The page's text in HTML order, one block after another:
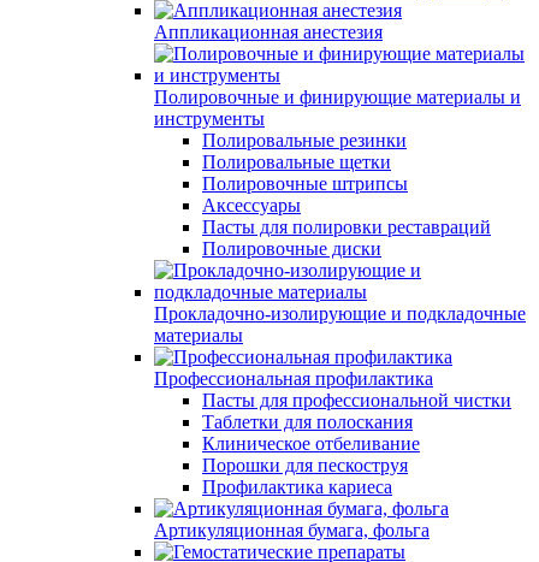
Аппликационная анестезия
Полировочные и финирующие материалы и
инструменты
Полировальные резинки
Полировальные щетки
Полировочные штрипсы
Аксессуары
Пасты для полировки реставраций
Полировочные диски
Прокладочно-изолирующие и подкладочные
материалы
Профессиональная профилактика
Пасты для профессиональной чистки
Таблетки для полоскания
Клиническое отбеливание
Порошки для пескоструя
Профилактика кариеса
Артикуляционная бумага, фольга